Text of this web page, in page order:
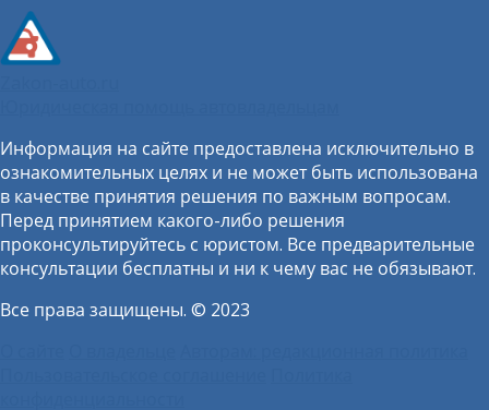
Информация на сайте предоставлена исключительно в
ознакомительных целях и не может быть использована
в качестве принятия решения по важным вопросам.
Перед принятием какого-либо решения
проконсультируйтесь с юристом. Все предварительные
консультации бесплатны и ни к чему вас не обязывают.
Все права защищены. © 2023